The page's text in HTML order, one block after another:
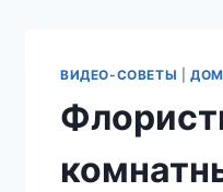
ВИДЕО-СОВЕТЫ